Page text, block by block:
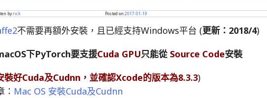
by:rick Posted on:2017-01-19
不需要再額外安裝，且已經支持Windows平台 (更新：2018/4)
下PyTorch要支援Cuda GPU只能從 Source Code安裝
裝好Cuda及Cudnn，並確認Xcode的版本為8.3.3)
Mac OS 安裝Cuda及Cudnn